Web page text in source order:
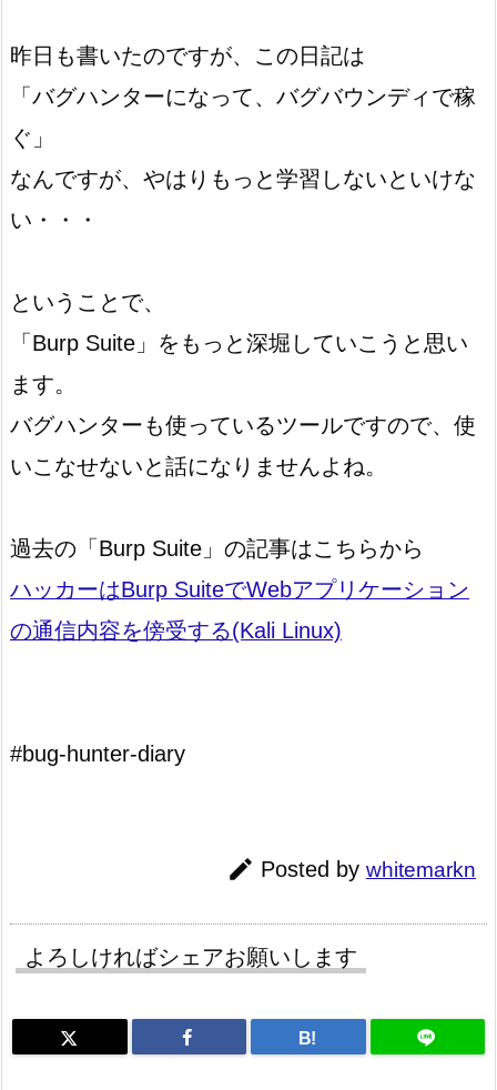
昨日も書いたのですが、この日記は
「バグハンターになって、バグバウンディで稼
ぐ」
なんですが、やはりもっと学習しないといけな
い・・・
ということで、
「Burp Suite」をもっと深堀していこうと思い
ます。
バグハンターも使っているツールですので、使
いこなせないと話になりませんよね。
過去の「Burp Suite」の記事はこちらから
ハッカーはBurp SuiteでWebアプリケーション
の通信内容を傍受する(Kali Linux)
#bug-hunter-diary
 Posted by whitemarkn
よろしければシェアお願いします
B!